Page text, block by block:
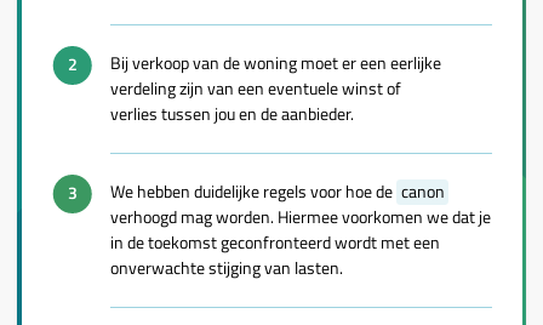
Bij verkoop van de woning moet er een eerlijke
verdeling zijn van een eventuele winst of
verlies tussen jou en de aanbieder.
We hebben duidelijke regels voor hoe de canon
verhoogd mag worden. Hiermee voorkomen we dat je
in de toekomst geconfronteerd wordt met een
onverwachte stijging van lasten.